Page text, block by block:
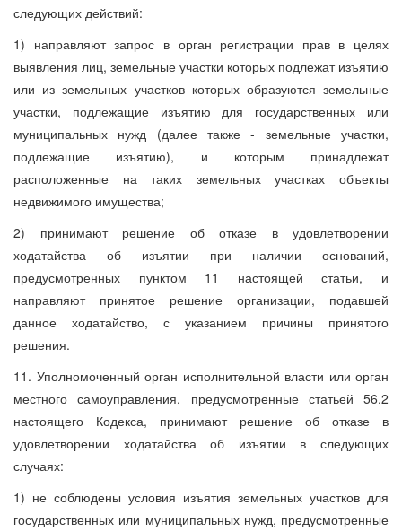
следующих действий:
1) направляют запрос в орган регистрации прав в целях
выявления лиц, земельные участки которых подлежат изъятию
или из земельных участков которых образуются земельные
участки, подлежащие изъятию для государственных или
муниципальных нужд (далее также - земельные участки,
подлежащие изъятию), и которым принадлежат
расположенные на таких земельных участках объекты
недвижимого имущества;
2) принимают решение об отказе в удовлетворении
ходатайства об изъятии при наличии оснований,
предусмотренных пунктом 11 настоящей статьи, и
направляют принятое решение организации, подавшей
данное ходатайство, с указанием причины принятого
решения.
11. Уполномоченный орган исполнительной власти или орган
местного самоуправления, предусмотренные статьей 56.2
настоящего Кодекса, принимают решение об отказе в
удовлетворении ходатайства об изъятии в следующих
случаях:
1) не соблюдены условия изъятия земельных участков для
государственных или муниципальных нужд, предусмотренные